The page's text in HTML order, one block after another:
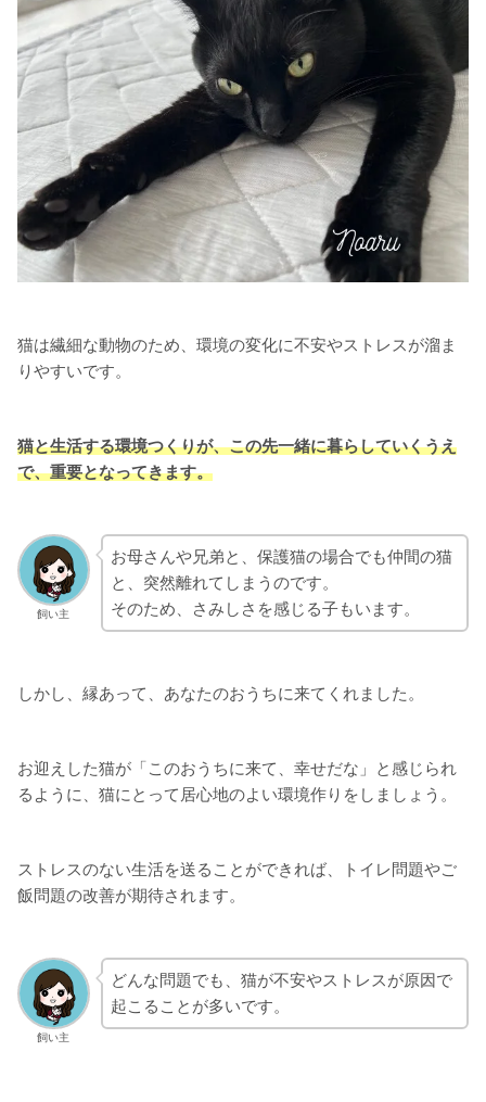
猫は繊細な動物のため、環境の変化に不安やストレスが溜ま
りやすいです。
猫と生活する環境つくりが、この先一緒に暮らしていくうえ
で、重要となってきます。
飼い主
お母さんや兄弟と、保護猫の場合でも仲間の猫
と、突然離れてしまうのです。
そのため、さみしさを感じる子もいます。
しかし、縁あって、あなたのおうちに来てくれました。
お迎えした猫が「このおうちに来て、幸せだな」と感じられ
るように、猫にとって居心地のよい環境作りをしましょう。
ストレスのない生活を送ることができれば、トイレ問題やご
飯問題の改善が期待されます。
飼い主
どんな問題でも、猫が不安やストレスが原因で
起こることが多いです。